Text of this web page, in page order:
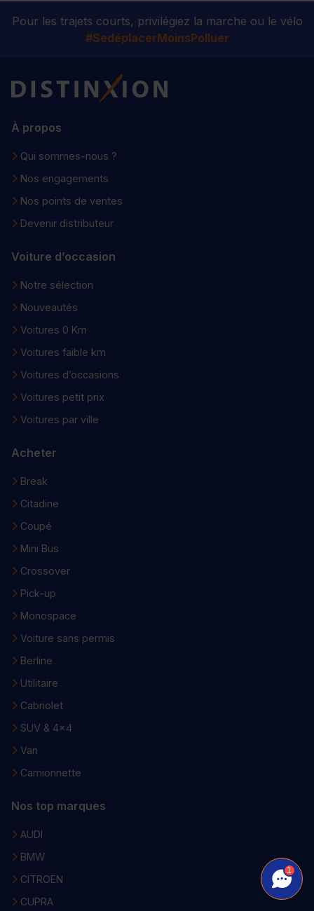
Pour les trajets courts, privilégiez la marche ou le vélo
#SedéplacerMoinsPolluer
Distinxion
À propos
Qui sommes-nous ?
Nos engagements
Nos points de ventes
Devenir distributeur
Voiture d’occasion
Notre sélection
Nouveautés
Voitures 0 Km
Voitures faible km
Voitures d’occasions
Voitures petit prix
Voitures par ville
Acheter
Break
Citadine
Coupé
Mini Bus
Crossover
Pick-up
Monospace
Voiture sans permis
Berline
Utilitaire
Cabriolet
SUV & 4x4
Van
Camionnette
Nos top marques
AUDI
BMW
CITROEN
CUPRA
1